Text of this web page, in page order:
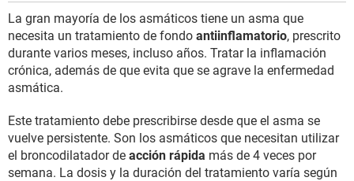
La gran mayoría de los asmáticos tiene un asma que
necesita un tratamiento de fondo antiinflamatorio, prescrito
durante varios meses, incluso años. Tratar la inflamación
crónica, además de que evita que se agrave la enfermedad
asmática.
Este tratamiento debe prescribirse desde que el asma se
vuelve persistente. Son los asmáticos que necesitan utilizar
el broncodilatador de acción rápida más de 4 veces por
semana. La dosis y la duración del tratamiento varía según